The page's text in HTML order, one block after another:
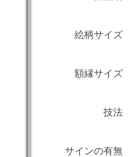
絵柄サイズ
額縁サイズ
技法
サインの有無